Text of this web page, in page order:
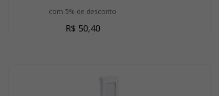
com 5% de desconto
R$ 50,40